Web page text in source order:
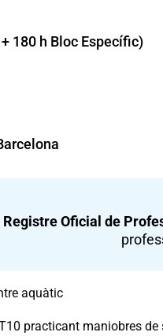
180 h Bloc Específic)
Registre Oficial de